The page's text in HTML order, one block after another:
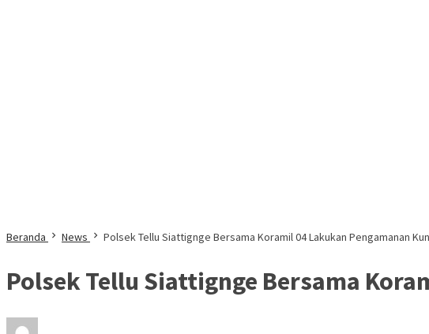
Beranda News Polsek Tellu Siattignge Bersama Koramil 04 Lakukan Pengamanan
Polsek Tellu Siattignge Bersama